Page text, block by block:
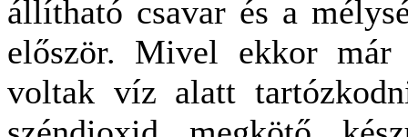
állítható csavar és a
először. Mivel ekkor már
voltak víz alatt